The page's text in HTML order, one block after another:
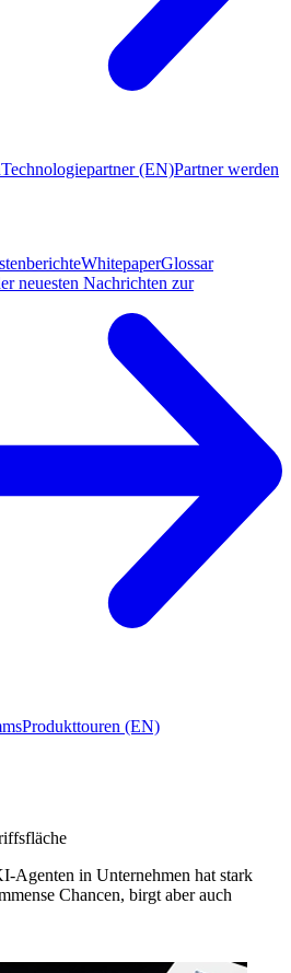
Technologiepartner (EN)Partner werden
WhitepaperGlossar
neuesten Nachrichten zur
Produkttouren (EN)
Agenten in Unternehmen hat stark
Chancen, birgt aber auch